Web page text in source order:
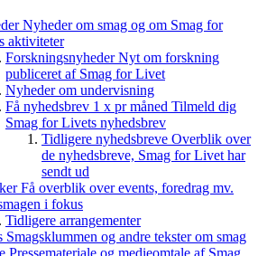
Nyheder om smag og om Smag for
aktiviteter
ForskningsnyhederNyt om forskning
publiceret af Smag for Livet
Nyheder om undervisning
Få nyhedsbrev 1 x pr måned Tilmeld dig
Smag for Livets nyhedsbrev
Tidligere nyhedsbreve Overblik over
de nyhedsbreve, Smag for Livet har
sendt ud
Få overblik over events, foredrag mv.
i fokus
Tidligere arrangementer
Smagsklummen og andre tekster om smag
Pressemateriale og medieomtale af Smag